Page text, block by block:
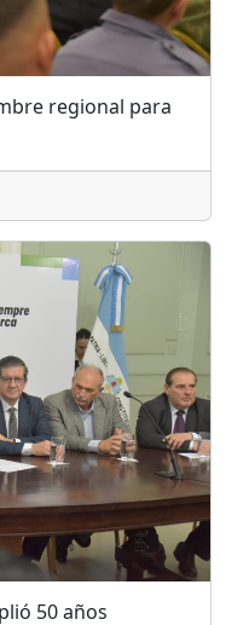
regional para
50 años